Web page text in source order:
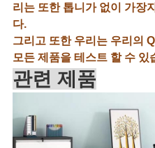
리는 또한 톱니가 없이 가장
다.
그리고 또한 우리는 우리의
모든 제품을 테스트 할 수 있
관련 제품